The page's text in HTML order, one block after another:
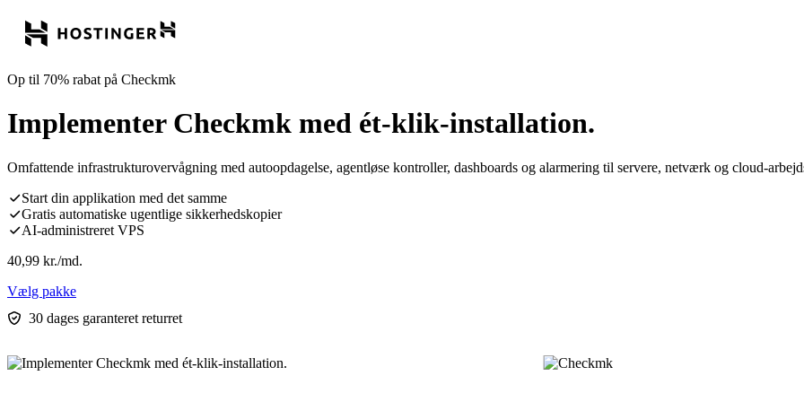
Op til 70% rabat på Checkmk
Implementer Checkmk med ét-klik-installation.
Omfattende infrastrukturovervågning med autoopdagelse, agentløse kontroller, dashboards og alarmering til servere, netværk og cloud-
Start din applikation med det samme
Gratis automatiske ugentlige sikkerhedskopier
AI-administreret VPS
40,99 kr./md.
Vælg pakke
30 dages garanteret returret